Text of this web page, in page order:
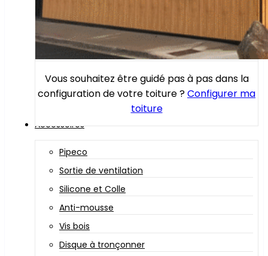
Vous souhaitez être guidé pas à pas dans la
configuration de votre toiture ?Configurer ma
toiture
Accessoires
Pipeco
Sortie de ventilation
Silicone et Colle
Anti-mousse
Vis bois
Disque à tronçonner